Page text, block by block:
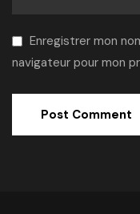
Enregistrer mon
navigateur pour mon